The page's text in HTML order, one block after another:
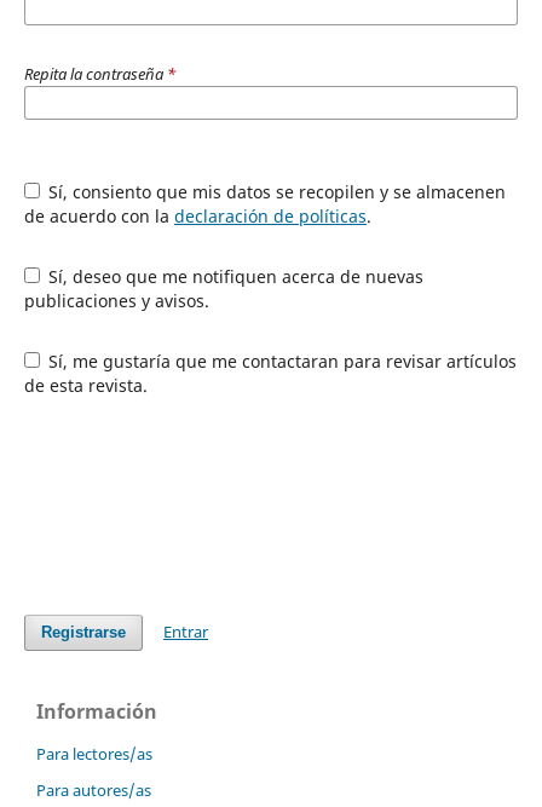
Repita la contraseña *
Sí, consiento que mis datos se recopilen y se almacenen
de acuerdo con la declaración de políticas.
Sí, deseo que me notifiquen acerca de nuevas
publicaciones y avisos.
Sí, me gustaría que me contactaran para revisar artículos
de esta revista.
Registrarse Entrar
Información
Para lectores/as
Para autores/as